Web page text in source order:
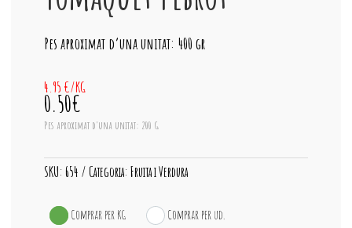
Pes aproximat d’una unitat: 400 gr
4.95 €/KG
0.50€
Pes aproximat d'una unitat: 200 G
SKU:654 Categoria:Fruita i Verdura
Comprar per KG Comprar per ud.